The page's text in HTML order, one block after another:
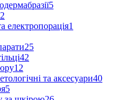
5
2
електропорація1
25
42
12
та аксесуари40
5